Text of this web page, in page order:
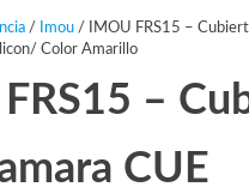
/ Imou/ IMOU FRS15 –
Color Amarillo
FRS15 –
CUE